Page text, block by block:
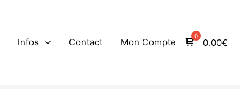
Infos Contact Mon Compte 0.00€